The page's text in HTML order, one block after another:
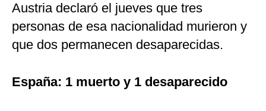
Austria declaró el jueves que tres
personas de esa nacionalidad murieron y
que dos permanecen desaparecidas.
España: 1 muerto y 1 desaparecido